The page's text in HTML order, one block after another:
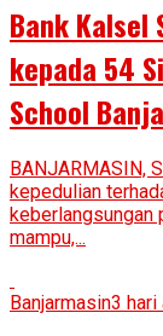
Bank Kalsel
kepada 54
School
BANJARMASIN,
kepedulian
keberlangsungan
mampu,...
Banjarmasin3 hari